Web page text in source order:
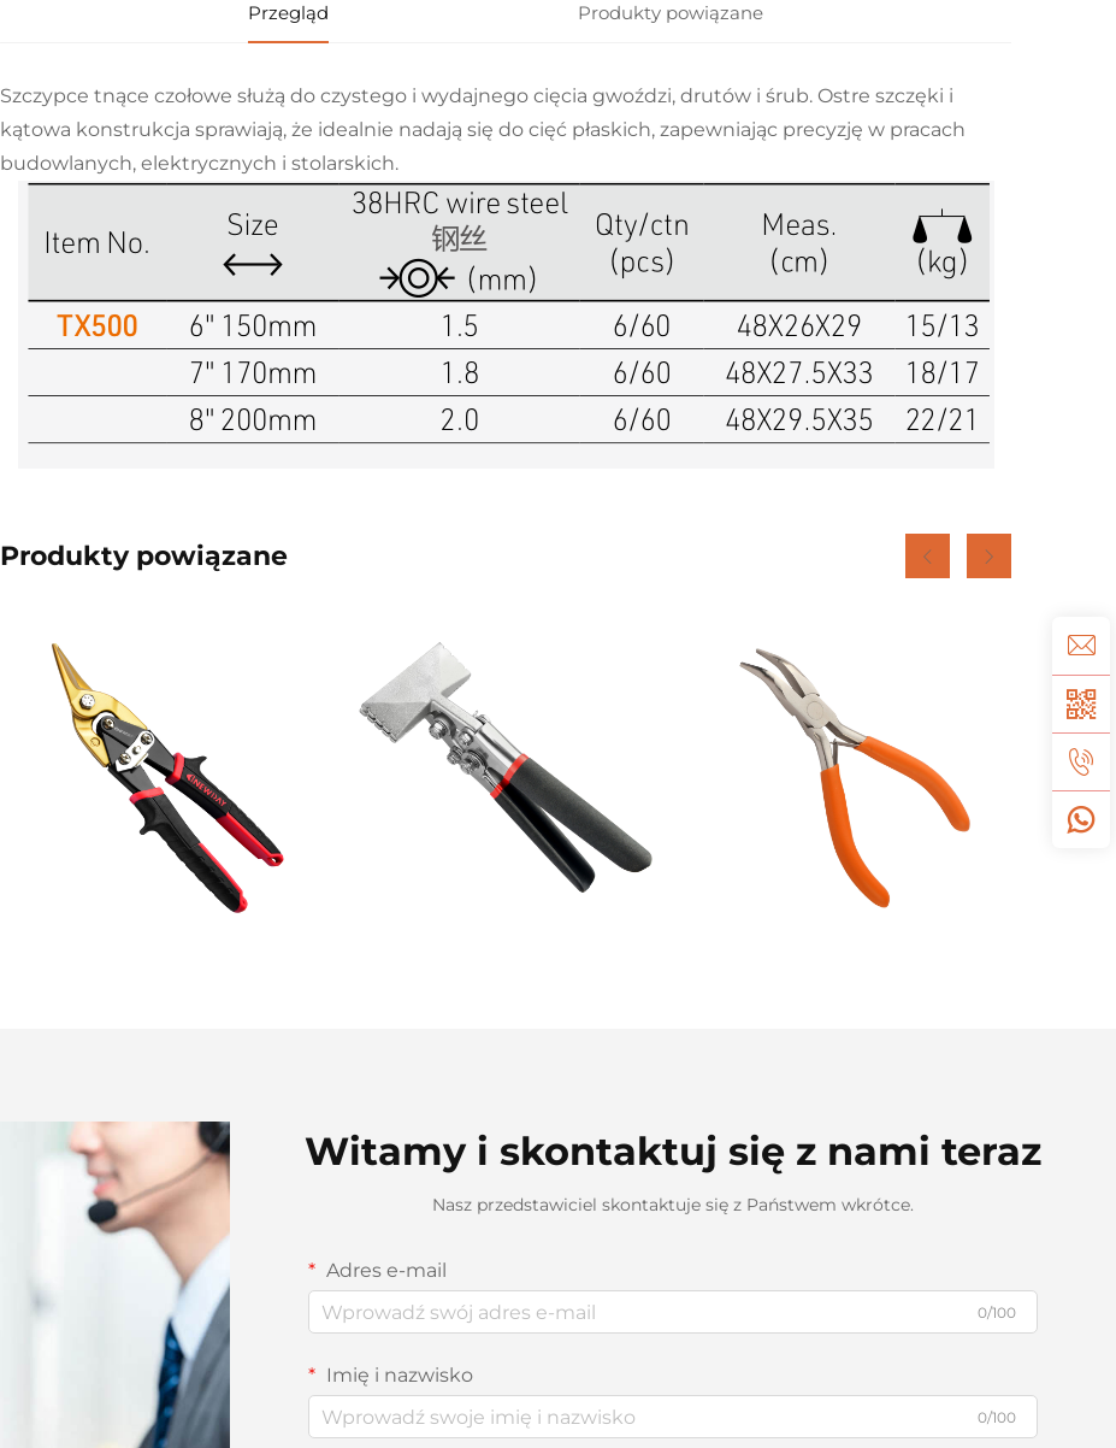
Przegląd Produkty powiązane
Szczypce tnące czołowe służą do czystego i wydajnego cięcia gwoździ, drutów i śrub. Ostre szczęki i
kątowa konstrukcja sprawiają, że idealnie nadają się do cięć płaskich, zapewniając precyzję w pracach
budowlanych, elektrycznych i stolarskich.
Produkty powiązane
Witamy i skontaktuj się z nami teraz
Nasz przedstawiciel skontaktuje się z Państwem wkrótce.
Adres e-mail
0/100
Imię i nazwisko
0/100